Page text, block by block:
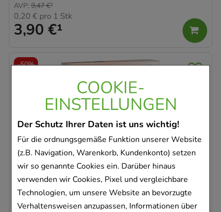
COOKIE-
EINSTELLUNGEN
Der Schutz Ihrer Daten ist uns wichtig!
Für die ordnungsgemäße Funktion unserer Website
(z.B. Navigation, Warenkorb, Kundenkonto) setzen
wir so genannte Cookies ein. Darüber hinaus
verwenden wir Cookies, Pixel und vergleichbare
Technologien, um unsere Website an bevorzugte
Verhaltensweisen anzupassen, Informationen über
3,90 €¹
AVP: 9,47 €²
0,20 € pro 1 Stk
betapharm Arzneimittel GmbH
20St
Tabletten
17386943
Sofort lieferbar
AVP:10,48 €²
-50%